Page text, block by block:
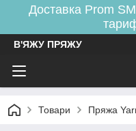
Доставка Prom
В'ЯЖУ ПРЯЖУ
Товари Пряжа